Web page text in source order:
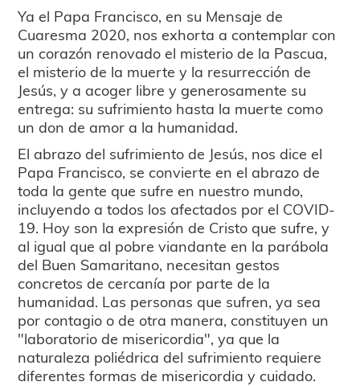
Ya el Papa Francisco, en su Mensaje de
Cuaresma 2020, nos exhorta a contemplar con
un corazón renovado el misterio de la Pascua,
el misterio de la muerte y la resurrección de
Jesús, y a acoger libre y generosamente su
entrega: su sufrimiento hasta la muerte como
un don de amor a la humanidad.
El abrazo del sufrimiento de Jesús, nos dice el
Papa Francisco, se convierte en el abrazo de
toda la gente que sufre en nuestro mundo,
incluyendo a todos los afectados por el COVID-
19. Hoy son la expresión de Cristo que sufre, y
al igual que al pobre viandante en la parábola
del Buen Samaritano, necesitan gestos
concretos de cercanía por parte de la
humanidad. Las personas que sufren, ya sea
por contagio o de otra manera, constituyen un
"laboratorio de misericordia", ya que la
naturaleza poliédrica del sufrimiento requiere
diferentes formas de misericordia y cuidado.